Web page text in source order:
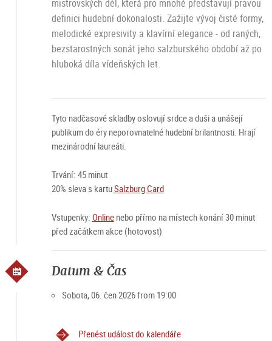
mistrovských děl, která pro mnohé představují pravou
definici hudební dokonalosti. Zažijte vývoj čisté formy,
melodické expresivity a klavírní elegance - od raných,
bezstarostných sonát jeho salzburského období až po
hluboká díla vídeňských let.
Tyto nadčasové skladby oslovují srdce a duši a unášejí
publikum do éry neporovnatelné hudební brilantnosti. Hrají
mezinárodní laureáti.
Trvání: 45 minut
20% sleva s kartuSalzburg Card
Vstupenky: Onlinenebo přímo na místech konání 30 minut
před začátkem akce (hotovost)
Datum & Čas
Sobota, 06. čen 2026 from 19:00
Přenést událost do kalendáře